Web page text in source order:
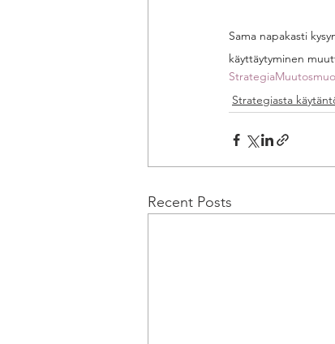
Sama napakasti
käyttäytyminen
Strategia
Strategiasta
Recent Posts